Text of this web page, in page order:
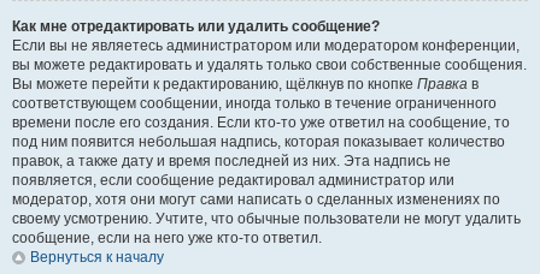
Как мне отредактировать или удалить сообщение?
Если вы не являетесь администратором или модератором конференции,
вы можете редактировать и удалять только свои собственные сообщения.
Вы можете перейти к редактированию, щёлкнув по кнопке Правка в
соответствующем сообщении, иногда только в течение ограниченного
времени после его создания. Если кто-то уже ответил на сообщение, то
под ним появится небольшая надпись, которая показывает количество
правок, а также дату и время последней из них. Эта надпись не
появляется, если сообщение редактировал администратор или
модератор, хотя они могут сами написать о сделанных изменениях по
своему усмотрению. Учтите, что обычные пользователи не могут удалить
сообщение, если на него уже кто-то ответил.
Вернуться к началу